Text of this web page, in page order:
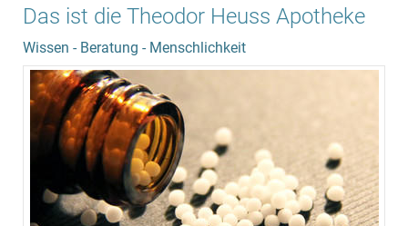
Das ist die Theodor Heuss Apotheke
Wissen - Beratung - Menschlichkeit